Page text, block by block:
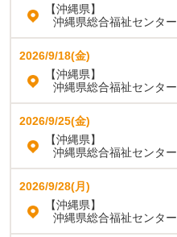
【沖縄県】
沖縄県総合福祉センター
2026/9/18(金)
【沖縄県】
沖縄県総合福祉センター
2026/9/25(金)
【沖縄県】
沖縄県総合福祉センター
2026/9/28(月)
【沖縄県】
沖縄県総合福祉センター